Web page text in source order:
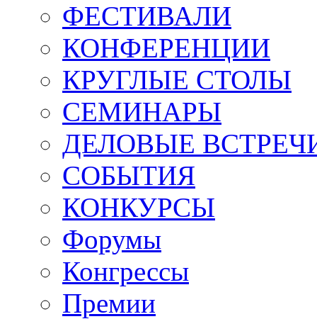
ФЕСТИВАЛИ
КОНФЕРЕНЦИИ
КРУГЛЫЕ СТОЛЫ
СЕМИНАРЫ
ДЕЛОВЫЕ
СОБЫТИЯ
КОНКУРСЫ
Форумы
Конгрессы
Премии